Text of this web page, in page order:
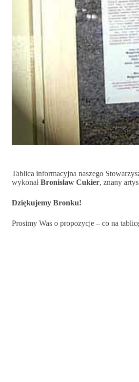
Tablica informacyjna naszego
wykonałBronisław Cukier, znany
Dziękujemy Bronku!
Prosimy Was o propozycje – co na